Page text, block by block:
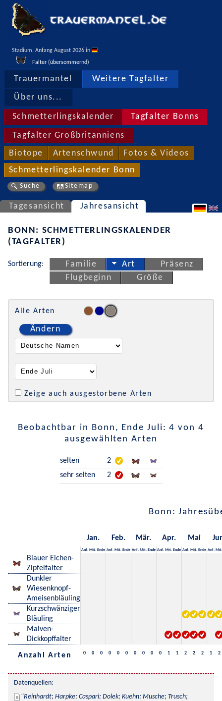
Stadium, Anfang August 2026 in
Falter (übersommernd)
Trauermantel Weitere Tagfalter
Über uns...
Schmetterlingskalender Tagfalter Bonns
Tagfalter Großbritanniens
Biotope Artenschwund Fotos & Videos
Schmetterlingskalender Bonn
Suche Sitemap
Tagesansicht Jahresansicht
BONN: SCHMETTERLINGSKALENDER
(TAGFALTER)
Sortierung: Familie Art
Präsenz
Flugbeginn
Größe
Alle Arten
Ändern
Zeige auch ausgestorbene Arten
Beobachtbar in Bonn, Ende Juli: 4 von 4
ausgewählten Arten
selten
2
sehr selten
2
Bonn:
Jan. Feb. Mär. Apr. Mai
Anf. Mit. Ende Anf. Mit. Ende Anf. Mit. Ende Anf. Mit. Ende Anf. Mit. Ende Anf. Mit.
Blauer Eichen-
Zipfelfalter
Dunkler
Wiesenknopf-
Ameisenbläuling
Kurzschwänziger
Bläuling
Malven-
Dickkopffalter
Anzahl Arten 0 0 0 0 0 0 0 0 0 0 1 1 2 2 2 1 2
Datenquellen:
Reinhardt; Harpke; Caspari; Dolek; Kuehn; Musche; Trusch;